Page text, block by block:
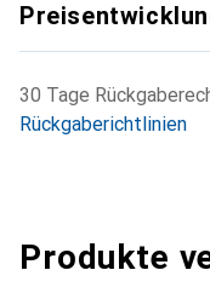
30 Tage
Rückgaberichtlinien
Produkte